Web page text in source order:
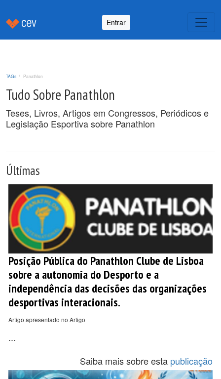
Entrar
TAGs Panathlon
Tudo Sobre Panathlon
Teses, Livros, Artigos em Congressos, Periódicos e
Legislação Esportiva sobre Panathlon
Últimas
Posição Pública do Panathlon Clube de Lisboa
sobre a autonomia do Desporto e a
independência das decisões das organizações
desportivas interacionais.
Artigo apresentado no Artigo
...
Saiba mais sobre esta publicação